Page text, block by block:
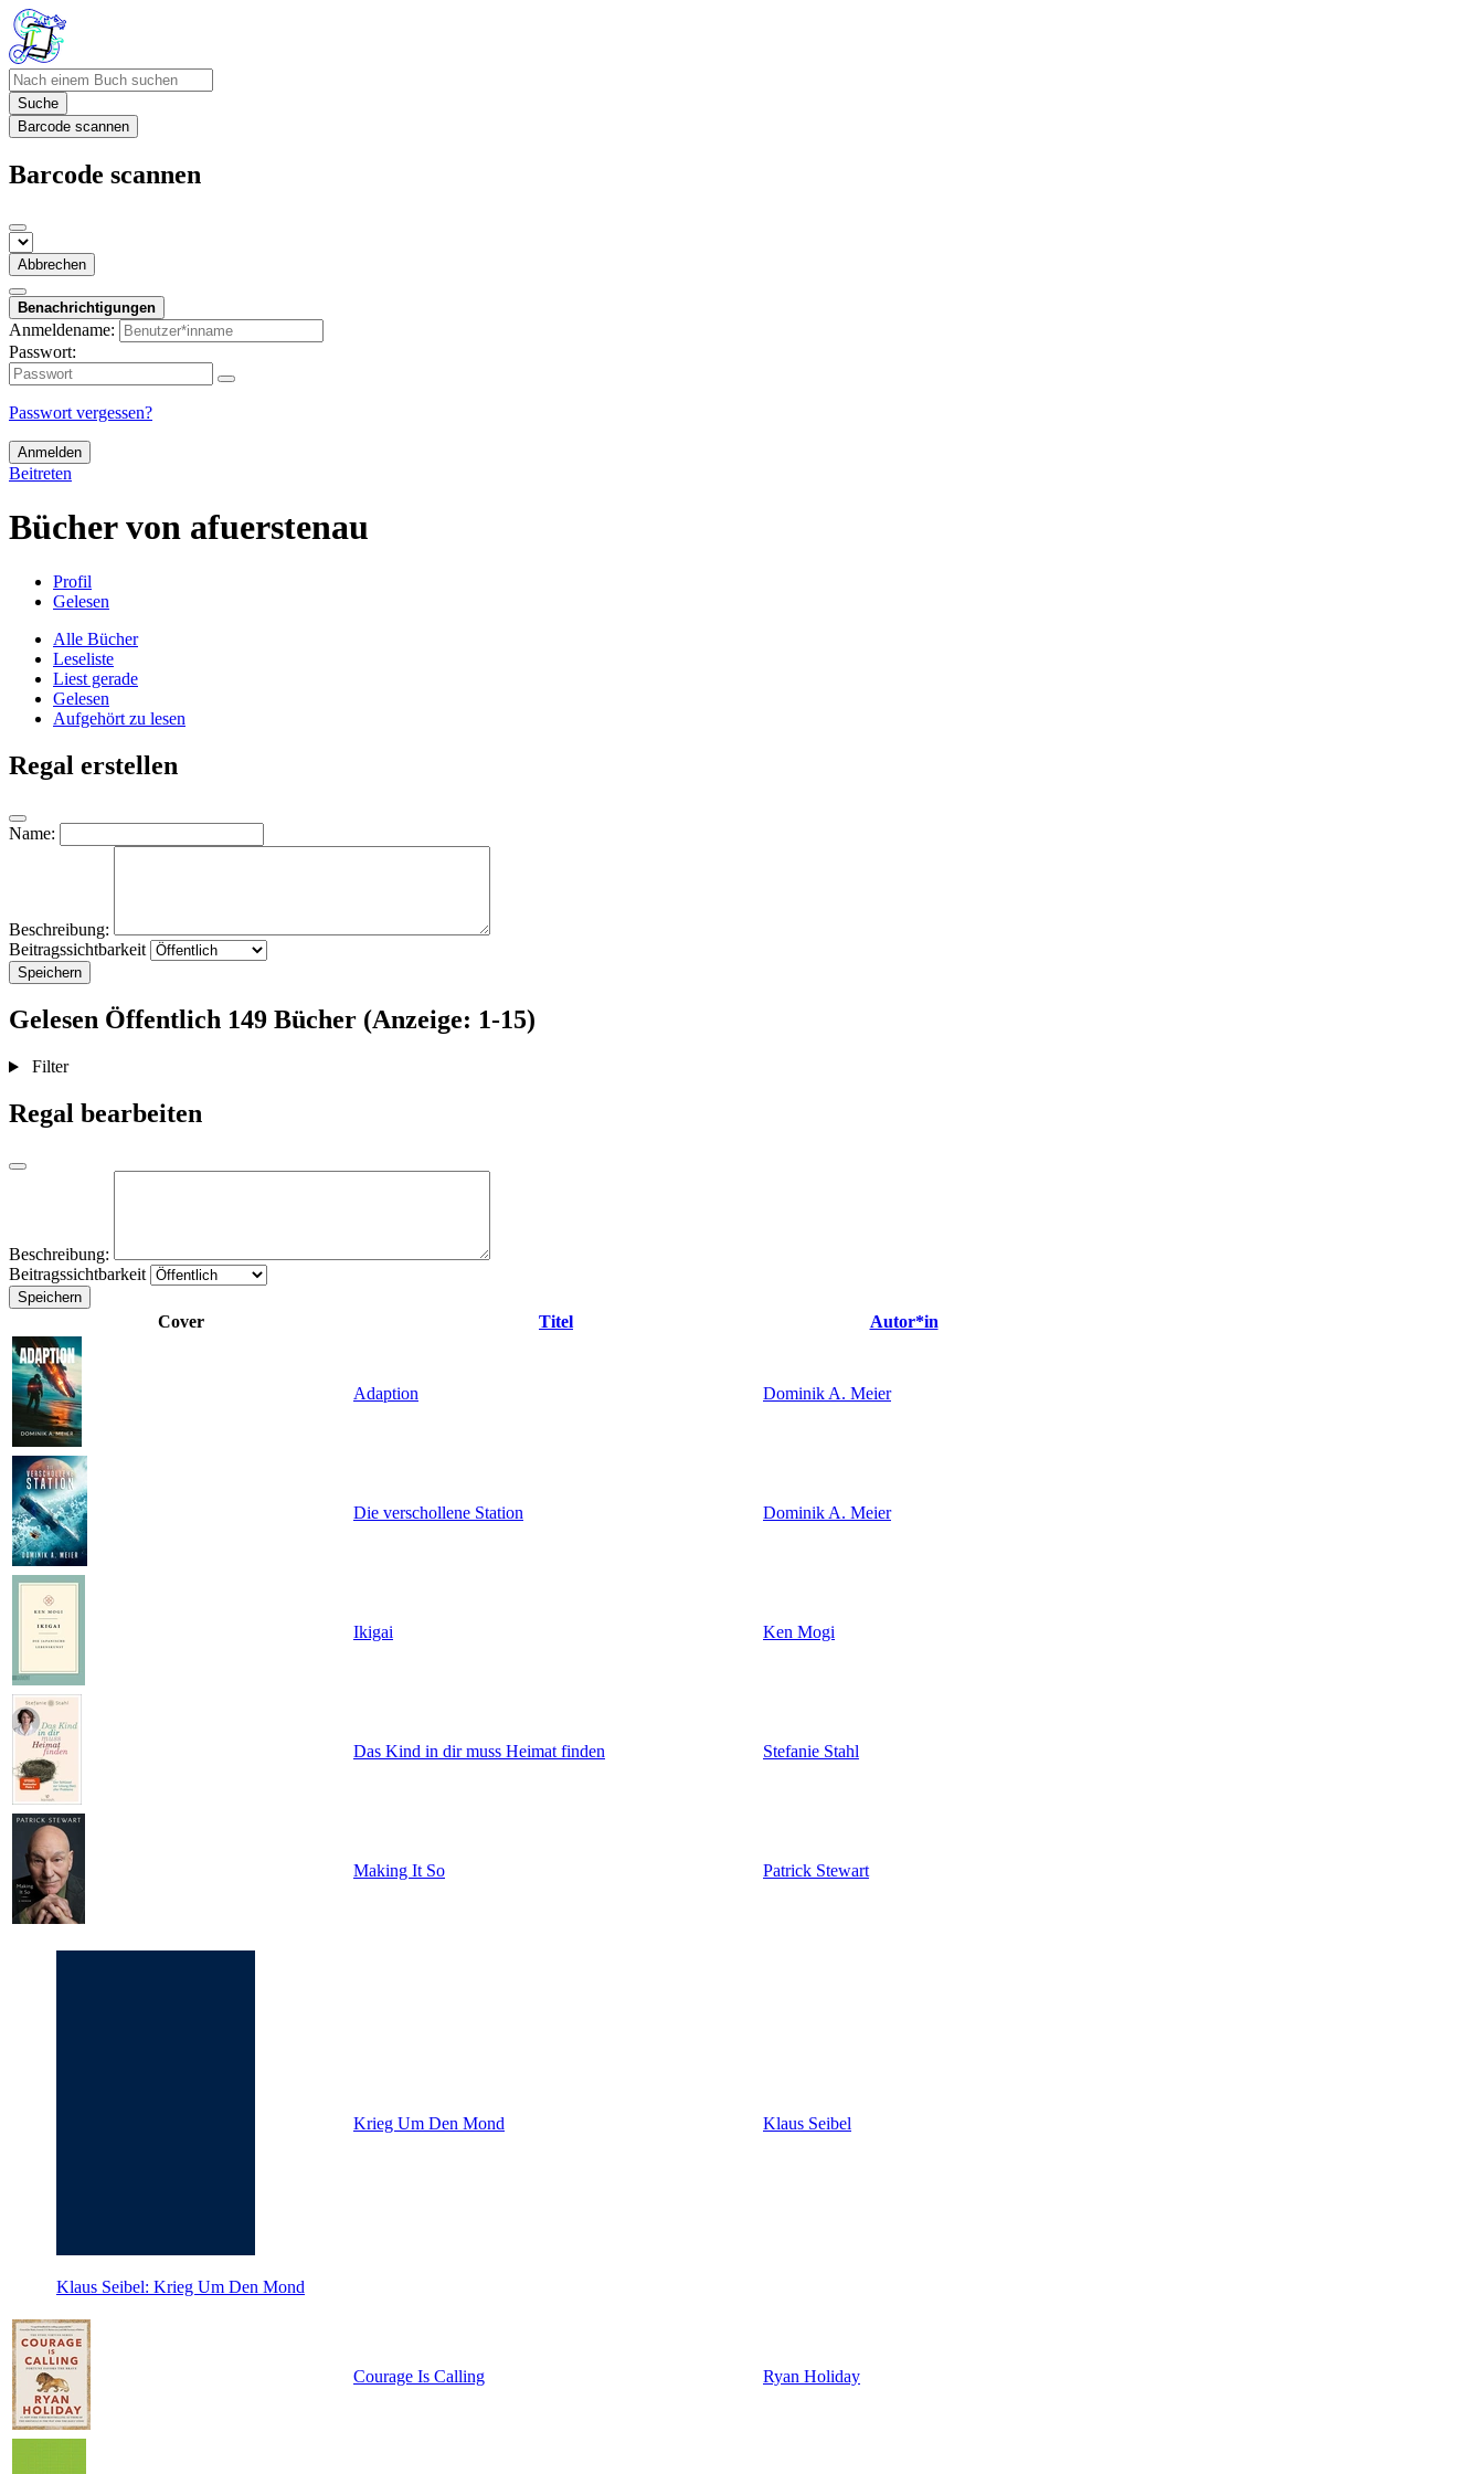
Suche
Barcode scannen
Barcode scannen
Abbrechen
Benachrichtigungen
Anmeldename:
Passwort:
Passwort vergessen?
Anmelden
Beitreten
Bücher von afuerstenau
Profil
Gelesen
Alle Bücher
Leseliste
Liest gerade
Gelesen
Aufgehört zu lesen
Regal erstellen
Name:
Beschreibung:
Beitragssichtbarkeit
Speichern
Gelesen Öffentlich 149 Bücher (Anzeige: 1-15)
Filter
Regal bearbeiten
Beschreibung:
Beitragssichtbarkeit
Speichern
Cover Titel Autor*in
Adaption Dominik A. Meier
Die verschollene Station Dominik A. Meier
Ikigai Ken Mogi
Das Kind in dir muss Heimat finden Stefanie Stahl
Making It So Patrick Stewart
Klaus Seibel: Krieg Um Den Mond
Krieg Um Den Mond Klaus Seibel
Courage Is Calling Ryan Holiday